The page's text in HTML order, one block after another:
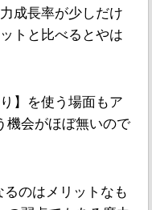
成長率が少しだけ
トと比べるとやは
】を使う場面もア
機会がほぼ無いので
のはメリットなも